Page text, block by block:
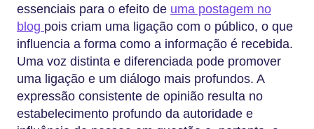
essenciais para o efeito de uma postagem no
blog pois criam uma ligação com o público, o que
influencia a forma como a informação é recebida.
Uma voz distinta e diferenciada pode promover
uma ligação e um diálogo mais profundos. A
expressão consistente de opinião resulta no
estabelecimento profundo da autoridade e